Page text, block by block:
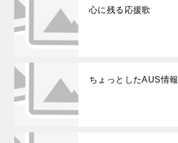
心に残る応援歌
ちょっとしたAUS情報